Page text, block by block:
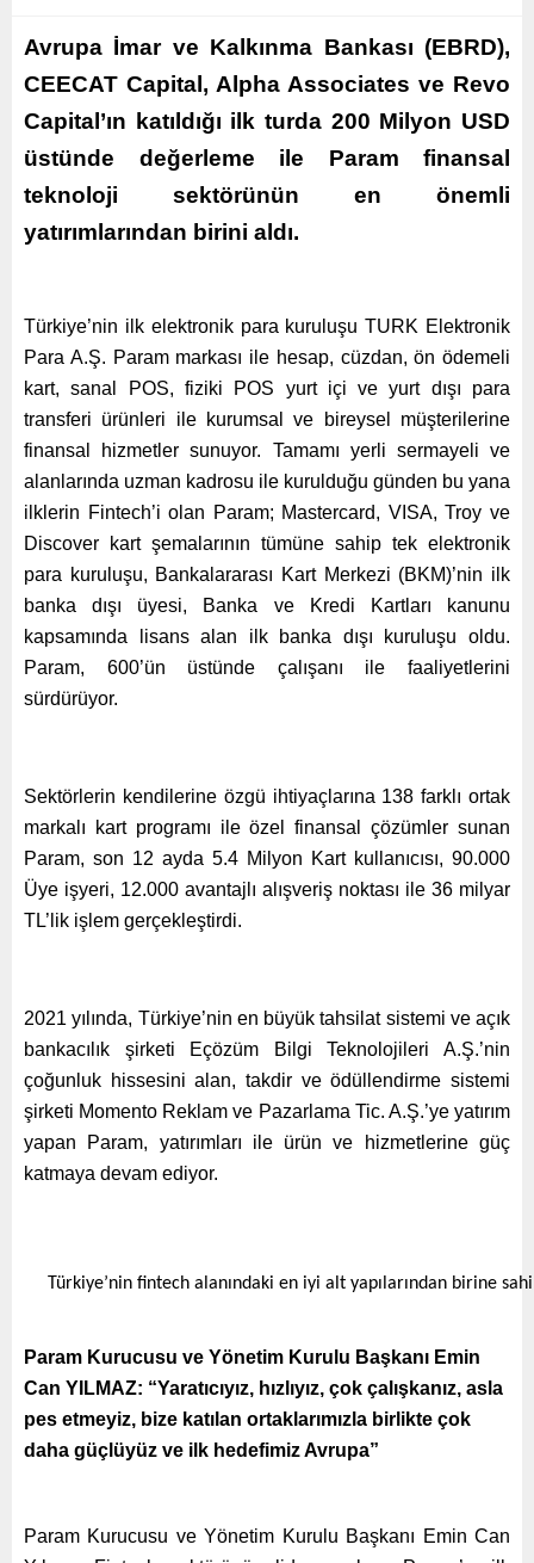
Avrupa İmar ve Kalkınma Bankası (EBRD),
CEECAT Capital, Alpha Associates ve Revo
Capital’ın katıldığı ilk turda 200 Milyon USD
üstünde değerleme ile Param finansal
teknoloji sektörünün en önemli
yatırımlarından birini aldı.
Türkiye’nin ilk elektronik para kuruluşu TURK Elektronik
Para A.Ş. Param markası ile hesap, cüzdan, ön ödemeli
kart, sanal POS, fiziki POS yurt içi ve yurt dışı para
transferi ürünleri ile kurumsal ve bireysel müşterilerine
finansal hizmetler sunuyor. Tamamı yerli sermayeli ve
alanlarında uzman kadrosu ile kurulduğu günden bu yana
ilklerin Fintech’i olan Param; Mastercard, VISA, Troy ve
Discover kart şemalarının tümüne sahip tek elektronik
para kuruluşu, Bankalararası Kart Merkezi (BKM)’nin ilk
banka dışı üyesi, Banka ve Kredi Kartları kanunu
kapsamında lisans alan ilk banka dışı kuruluşu oldu.
Param, 600’ün üstünde çalışanı ile faaliyetlerini
sürdürüyor.
Sektörlerin kendilerine özgü ihtiyaçlarına 138 farklı ortak
markalı kart programı ile özel finansal çözümler sunan
Param, son 12 ayda 5.4 Milyon Kart kullanıcısı, 90.000
Üye işyeri, 12.000 avantajlı alışveriş noktası ile 36 milyar
TL’lik işlem gerçekleştirdi.
2021 yılında, Türkiye’nin en büyük tahsilat sistemi ve açık
bankacılık şirketi Eçözüm Bilgi Teknolojileri A.Ş.’nin
çoğunluk hissesini alan, takdir ve ödüllendirme sistemi
şirketi Momento Reklam ve Pazarlama Tic. A.Ş.’ye yatırım
yapan Param, yatırımları ile ürün ve hizmetlerine güç
katmaya devam ediyor.
Türkiye’nin fintech alanındaki en iyi alt yapılarından birine
Param Kurucusu ve Yönetim Kurulu Başkanı Emin
Can YILMAZ: “Yaratıcıyız, hızlıyız, çok çalışkanız, asla
pes etmeyiz, bize katılan ortaklarımızla birlikte çok
daha güçlüyüz ve ilk hedefimiz Avrupa”
Param Kurucusu ve Yönetim Kurulu Başkanı Emin Can